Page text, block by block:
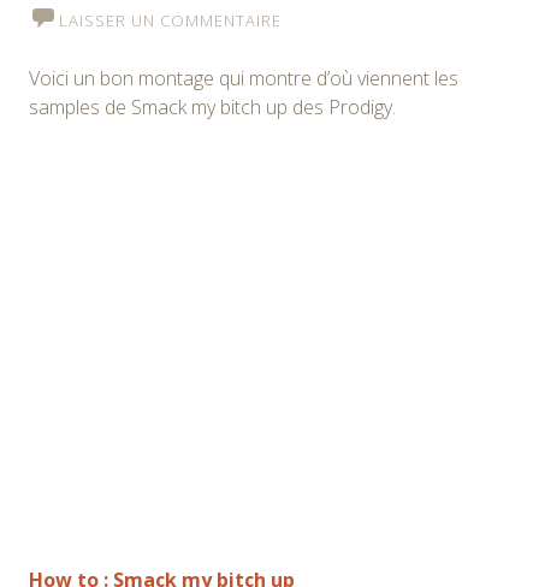
LAISSER UN COMMENTAIRE
Voici un bon montage qui montre d’où viennent les
samples de Smack my bitch up des Prodigy.
How to : Smack my bitch up